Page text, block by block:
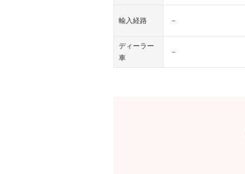
輸入経路 －
ディーラー
車
－